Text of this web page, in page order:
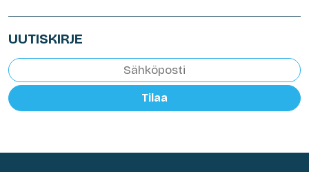
UUTISKIRJE
Tilaa